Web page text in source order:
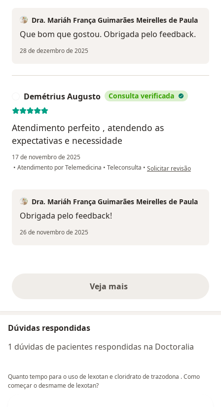
Dra. Mariáh França Guimarães Meirelles de Paula
Que bom que gostou. Obrigada pelo feedback.
28 de dezembro de 2025
Demétrius Augusto Consulta verificada
Atendimento perfeito , atendendo as
expectativas e necessidade
17 de novembro de 2025
• Atendimento por Telemedicina • Teleconsulta • na opinião do utilizador
Solicitar revisão
Dra. Mariáh França Guimarães Meirelles de Paula
Obrigada pelo feedback!
26 de novembro de 2025
Veja maisopiniões acima
Dúvidas respondidas
1 dúvidas de pacientes respondidas na Doctoralia
Quanto tempo para o uso de lexotan e cloridrato de trazodona . Como
começar o desmame de lexotan?